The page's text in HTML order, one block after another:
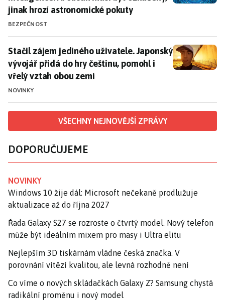
jinak hrozí astronomické pokuty
BEZPEČNOST
Stačil zájem jediného uživatele. Japonský vývojář
Stačil zájem jediného uživatele. Japonský
vývojář přidá do hry češtinu, pomohl i
vřelý vztah obou zemí
NOVINKY
VŠECHNY NEJNOVĚJŠÍ ZPRÁVY
DOPORUČUJEME
NOVINKY
Windows 10 žije dál: Microsoft nečekaně prodlužuje
aktualizace až do října 2027
Řada Galaxy S27 se rozroste o čtvrtý model. Nový telefon
může být ideálním mixem pro masy i Ultra elitu
Nejlepším 3D tiskárnám vládne česká značka. V
porovnání vítězí kvalitou, ale levná rozhodně není
Co víme o nových skládačkách Galaxy Z? Samsung chystá
radikální proměnu i nový model